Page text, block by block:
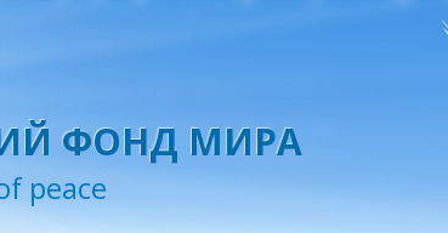
ФОНД МИРА
peace